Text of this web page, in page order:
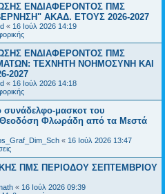
ΕΝΔΙΑΦΕΡΟΝΤΟΣ ΠΜΣ
ΑΚΑΔ. ΕΤΟΥΣ 2026-2027
« 16 Ιούλ 2026 14:19
ΕΝΔΙΑΦΕΡΟΝΤΟΣ ΠΜΣ
ΤΕΧΝΗΤΗ ΝΟΗΜΟΣΥΝΗ ΚΑΙ
2027
« 16 Ιούλ 2026 14:18
συνάδελφο-μασκοτ του
Θεοδόση Φλωράδη από τα Μεστά
« 16 Ιούλ 2026 13:47
ΠΜΣ ΠΕΡΙΟΔΟΥ ΣΕΠΤΕΜΒΡΙΟΥ
« 16 Ιούλ 2026 09:39